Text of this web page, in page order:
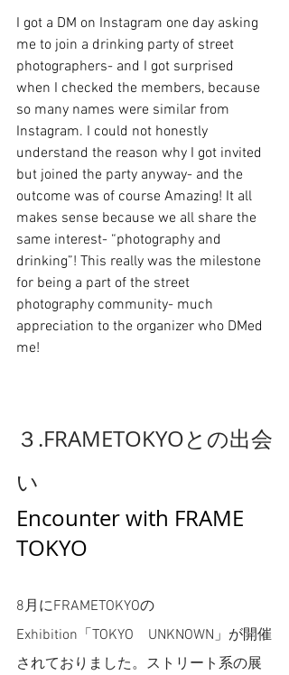
I got a DM on Instagram one day asking
me to join a drinking party of street
photographers- and I got surprised
when I checked the members, because
so many names were similar from
Instagram. I could not honestly
understand the reason why I got invited
but joined the party anyway- and the
outcome was of course Amazing! It all
makes sense because we all share the
same interest- “photography and
drinking”! This really was the milestone
for being a part of the street
photography community- much
appreciation to the organizer who DMed
me!
３.FRAMETOKYOとの出会
い
Encounter with FRAME
TOKYO
8月にFRAMETOKYOの
Exhibition「TOKYO　UNKNOWN」が開催
されておりました。ストリート系の展